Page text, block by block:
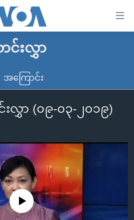
လွန်
လက်များ
င်းလွှာ
အကြောင်း
ာ (၀၉-၀၃-၂၀၁၉)
currently available